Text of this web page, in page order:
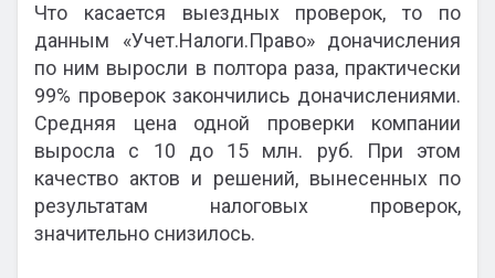
Что касается выездных проверок, то по
данным «Учет.Налоги.Право» доначисления
по ним выросли в полтора раза, практически
99% проверок закончились доначислениями.
Средняя цена одной проверки компании
выросла с 10 до 15 млн. руб. При этом
качество актов и решений, вынесенных по
результатам налоговых проверок,
значительно снизилось.